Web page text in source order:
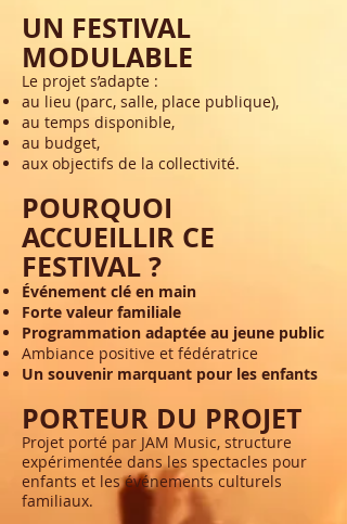
UN FESTIVAL
MODULABLE
Le projet s’adapte :
au lieu (parc, salle, place publique),
au temps disponible,
au budget,
aux objectifs de la collectivité.
POURQUOI
ACCUEILLIR CE
FESTIVAL ?
Événement clé en main
Forte valeur familiale
Programmation adaptée au jeune public
Ambiance positive et fédératrice
Un souvenir marquant pour les enfants
PORTEUR DU PROJET
Projet porté par JAM Music, structure
expérimentée dans les spectacles pour
enfants et les événements culturels
familiaux.